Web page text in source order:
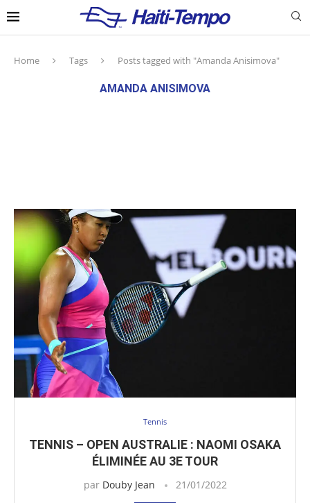
Home Tags Posts tagged with "Amanda Anisimova"
AMANDA ANISIMOVA
Tennis
TENNIS – OPEN AUSTRALIE : NAOMI OSAKA
ÉLIMINÉE AU 3E TOUR
par Douby Jean 21/01/2022